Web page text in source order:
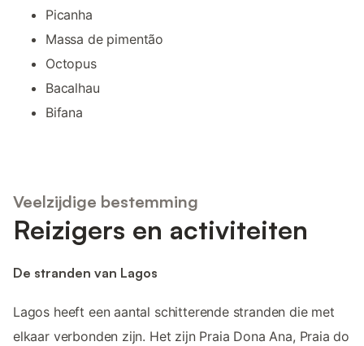
Picanha
Massa de pimentão
Octopus
Bacalhau
Bifana
Veelzijdige bestemming
Reizigers en activiteiten
De stranden van Lagos
Lagos heeft een aantal schitterende stranden die met
elkaar verbonden zijn. Het zijn Praia Dona Ana, Praia do